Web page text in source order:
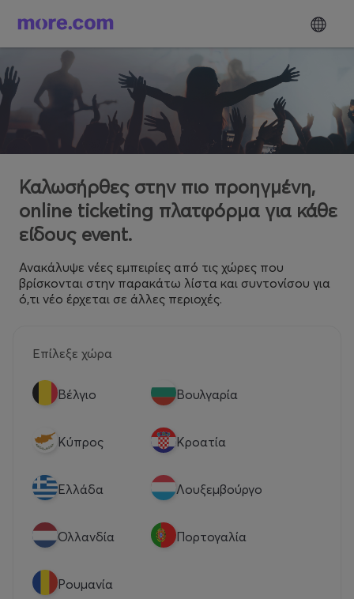
Καλωσήρθες στην πιο προηγμένη,
online ticketing πλατφόρμα για κάθε
είδους event.
Ανακάλυψε νέες εμπειρίες από τις χώρες που
βρίσκονται στην παρακάτω λίστα και συντονίσου για
ό,τι νέο έρχεται σε άλλες περιοχές.
Επίλεξε χώρα
Βέλγιο Βουλγαρία
Κύπρος Κροατία
Eλλάδα Λουξεμβούργο
Ολλανδία Πορτογαλία
Ρουμανία